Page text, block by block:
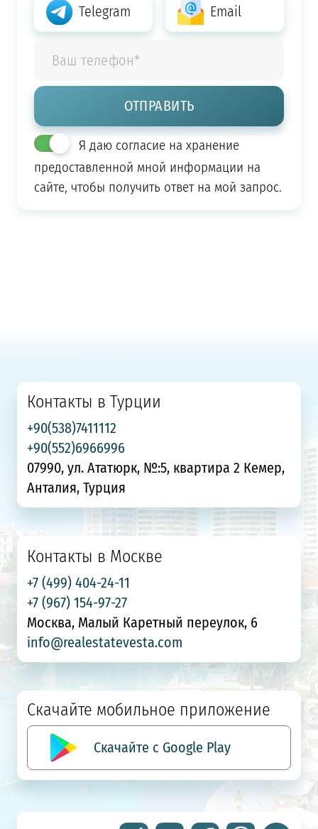
Telegram Email
Я даю согласие на хранение
предоставленной мной информации на
сайте, чтобы получить ответ на мой запрос.
Контакты в Турции
+90(538)7411112
+90(552)6966996
07990, ул. Ататюрк, №:5, квартира 2 Кемер,
Анталия, Турция
Контакты в Москве
+7 (499) 404-24-11
+7 (967) 154-97-27
Москва, Малый Каретный переулок, 6
info@realestatevesta.com
Скачайте мобильное приложение
Скачайте с Google Play